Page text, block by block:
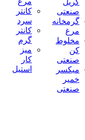
گریل
صنعتی
گرمخانه
مرغ
مخلوط
کن
صنعتی
میکسر
خمیر
صنعتی
کانتر
سرد
کانتر
گرم
میز
کار
استیل